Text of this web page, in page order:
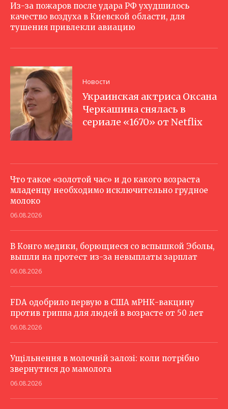
Из-за пожаров после удара РФ ухудшилось
качество воздуха в Киевской области, для
тушения привлекли авиацию
Новости
Украинская актриса Оксана
Черкашина снялась в
сериале «1670» от Netflix
Что такое «золотой час» и до какого возраста
младенцу необходимо исключительно грудное
молоко
06.08.2026
В Конго медики, борющиеся со вспышкой Эболы,
вышли на протест из-за невыплаты зарплат
06.08.2026
FDA одобрило первую в США мРНК-вакцину
против гриппа для людей в возрасте от 50 лет
06.08.2026
Ущільнення в молочній залозі: коли потрібно
звернутися до мамолога
06.08.2026